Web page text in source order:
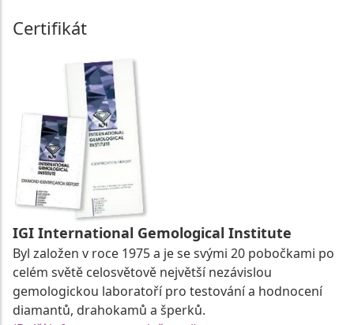
Certifikát
IGI International Gemological Institute
Byl založen v roce 1975 a je se svými 20 pobočkami po
celém světě celosvětově největší nezávislou
gemologickou laboratoří pro testování a hodnocení
diamantů, drahokamů a šperků.